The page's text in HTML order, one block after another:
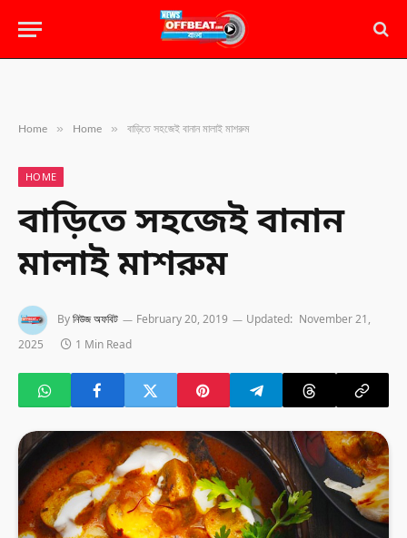
Home » Home » বাড়িতে সহজেই বানান মালাই মাশরুম
HOME
বাড়িতে সহজেই বানান
মালাই মাশরুম
Byনিউজ অফবিট February 20, 2019 Updated: November 21,
2025
1 Min Read